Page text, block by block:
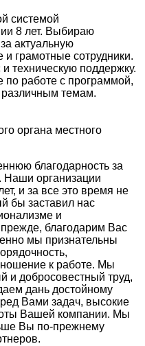
системой
8 лет. Выбираю
актуальную
грамотные сотрудники.
техническую поддержку.
по работе с программой,
различным темам.
органа местного
благодарность за
Наши организации
и за все это время не
бы заставил нас
и
благодарим Вас
мы признательны
к работе. Мы
добросовестный труд,
дань достойному
Вами задач, высокие
Вашей компании. Мы
Вы по-прежнему